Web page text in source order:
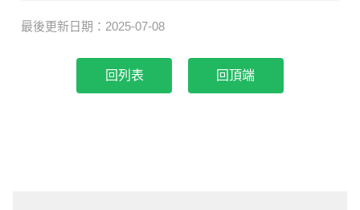
最後更新日期：2025-07-08
回頂端